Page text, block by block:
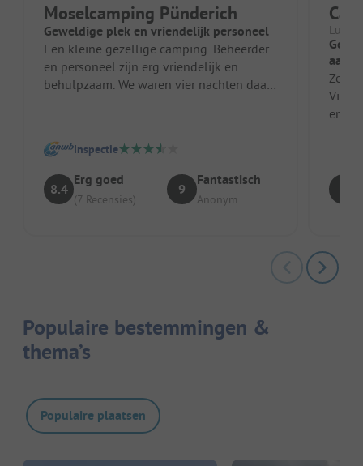
Moselcamping Pünderich
Geweldige plek en vriendelijk personeel
Een kleine gezellige camping. Beheerder
en personeel zijn erg vriendelijk en
behulpzaam. We waren vier nachten daar
Inspectie
8.4
Erg goed
(7 Recensies)
9
Fantastisch
Anonym
aan
Zeer
en
Populaire bestemmingen &
thema’s
Populaire plaatsen